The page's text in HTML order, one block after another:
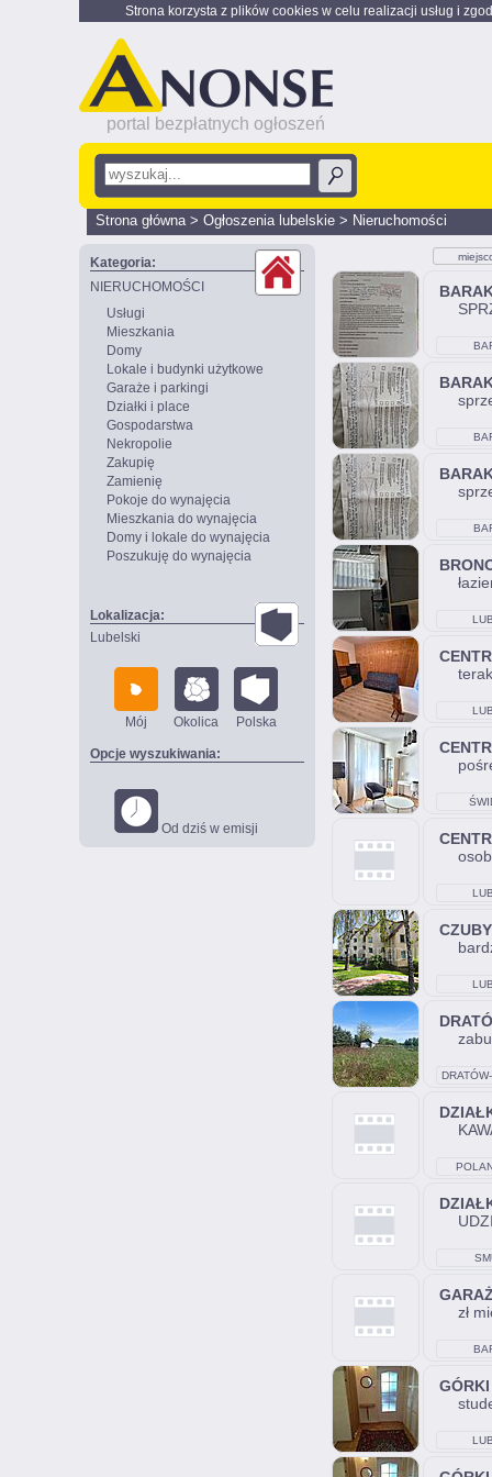
Strona korzysta z plików cookies w celu realizacji usług i
portal bezpłatnych ogłoszeń
Strona główna> Ogłoszenia lubelskie > Nieruchomości
Kategoria:
NIERUCHOMOŚCI
Usługi
Mieszkania
Domy
Lokale i budynki użytkowe
Garaże i parkingi
Działki i place
Gospodarstwa
Nekropolie
Zakupię
Zamienię
Pokoje do wynajęcia
Mieszkania do wynajęcia
Domy i lokale do wynajęcia
Poszukuję do wynajęcia
Lokalizacja:
Lubelski
Mój Okolica Polska
Opcje wyszukiwania:
Od dziś w emisji
CZUBY
GARAŻ
zł
GÓRKI